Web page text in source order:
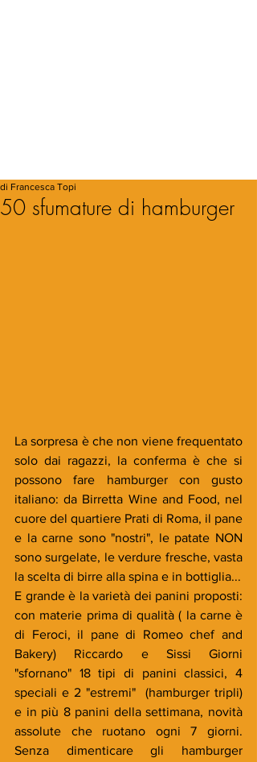
50 sfumature di hamburger
di Francesca Topi
La sorpresa è che non viene frequentato
solo dai ragazzi, la conferma è che si
possono fare hamburger con gusto
italiano: da Birretta Wine and Food, nel
cuore del quartiere Prati di Roma, il pane
e la carne sono "nostri", le patate NON
sono surgelate, le verdure fresche, vasta
la scelta di birre alla spina e in bottiglia...
E grande è la varietà dei panini proposti:
con materie prima di qualità ( la carne è
di Feroci, il pane di Romeo chef and
Bakery) Riccardo e Sissi Giorni
"sfornano" 18 tipi di panini classici, 4
speciali e 2 "estremi"  (hamburger tripli)
e in più 8 panini della settimana, novità
assolute che ruotano ogni 7 giorni.
Senza dimenticare gli hamburger